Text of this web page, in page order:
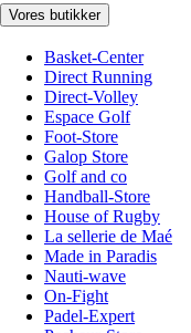
Vores butikker
Basket-Center
Direct Running
Direct-Volley
Espace Golf
Foot-Store
Galop Store
Golf and co
Handball-Store
House of Rugby
La sellerie de Maé
Made in Paradis
Nauti-wave
On-Fight
Padel-Expert